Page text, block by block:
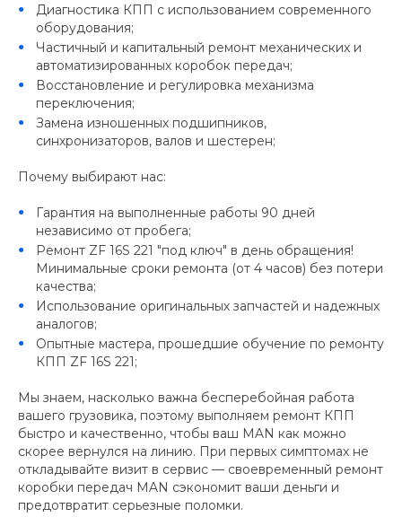
Диагностика КПП с использованием современного
оборудования;
Частичный и капитальный ремонт механических и
автоматизированных коробок передач;
Восстановление и регулировка механизма
переключения;
Замена изношенных подшипников,
синхронизаторов, валов и шестерен;
Почему выбирают нас:
Гарантия на выполненные работы 90 дней
независимо от пробега;
Ремонт ZF 16S 221 "под ключ" в день обращения!
Минимальные сроки ремонта (от 4 часов) без потери
качества;
Использование оригинальных запчастей и надежных
аналогов;
Опытные мастера, прошедшие обучение по ремонту
КПП ZF 16S 221;
Мы знаем, насколько важна бесперебойная работа
вашего грузовика, поэтому выполняем ремонт КПП
быстро и качественно, чтобы ваш MAN как можно
скорее вернулся на линию. При первых симптомах не
откладывайте визит в сервис — своевременный ремонт
коробки передач MAN сэкономит ваши деньги и
предотвратит серьезные поломки.